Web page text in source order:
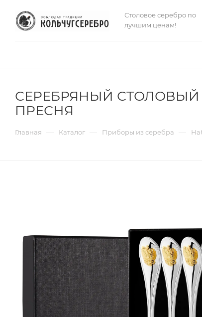
Столовое серебро по
лучшим ценам!
СЕРЕБРЯНЫЙ СТОЛОВЫЙ
ПРЕСНЯ
Главная — Каталог — Приборы из серебра —